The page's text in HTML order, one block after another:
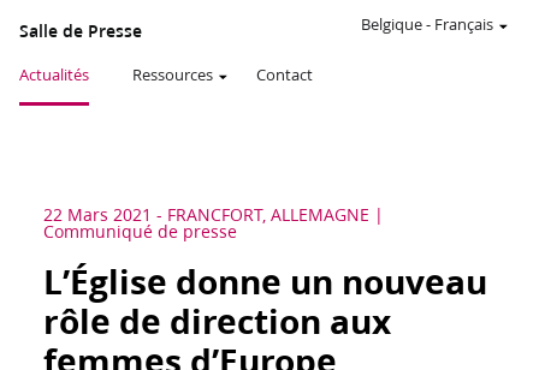
Salle de Presse
Actualités Ressources Contact
Belgique- Français
22 Mars 2021 - FRANCFORT, ALLEMAGNE
Communiqué de presse
L’Église donne un nouveau
rôle de direction aux